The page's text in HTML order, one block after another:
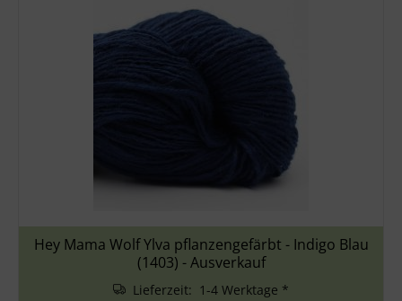
Hey Mama Wolf Ylva pflanzengefärbt - Indigo Blau
(1403) - Ausverkauf
Lieferzeit: 1-4 Werktage *